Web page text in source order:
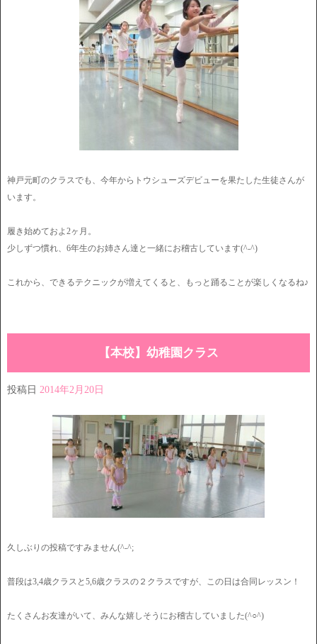
神戸元町のクラスでも、今年からトウシューズデビューを果たした生徒さんが
います。
履き始めておよ2ヶ月。
少しずつ慣れ、6年生のお姉さん達と一緒にお稽古しています(^-^)
これから、できるテクニックが増えてくると、もっと踊ることが楽しくなるね♪
【本校】幼稚園クラス
投稿日 2014年2月20日
久しぶりの投稿ですみません(^-^;
普段は3,4歳クラスと5,6歳クラスの２クラスですが、この日は合同レッスン！
たくさんお友達がいて、みんな嬉しそうにお稽古していました(^○^)